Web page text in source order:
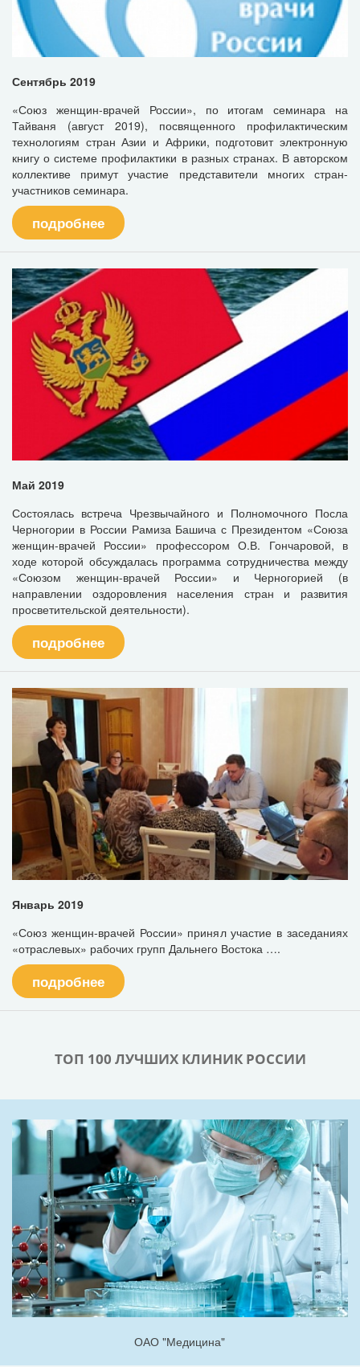
Сентябрь 2019
«Союз женщин-врачей России», по итогам семинара на
Тайваня (август 2019), посвященного профилактическим
технологиям стран Азии и Африки, подготовит электронную
книгу о системе профилактики в разных странах. В авторском
коллективе примут участие представители многих стран-
участников семинара.
подробнее
Май 2019
Состоялась встреча Чрезвычайного и Полномочного Посла
Черногории в России Рамиза Башича с Президентом «Союза
женщин-врачей России» профессором О.В. Гончаровой, в
ходе которой обсуждалась программа сотрудничества между
«Союзом женщин-врачей России» и Черногорией (в
направлении оздоровления населения стран и развития
просветительской деятельности).
подробнее
Январь 2019
«Союз женщин-врачей России» принял участие в заседаниях
«отраслевых» рабочих групп Дальнего Востока ….
подробнее
ТОП 100 ЛУЧШИХ КЛИНИК РОССИИ
ОАО "Медицина"